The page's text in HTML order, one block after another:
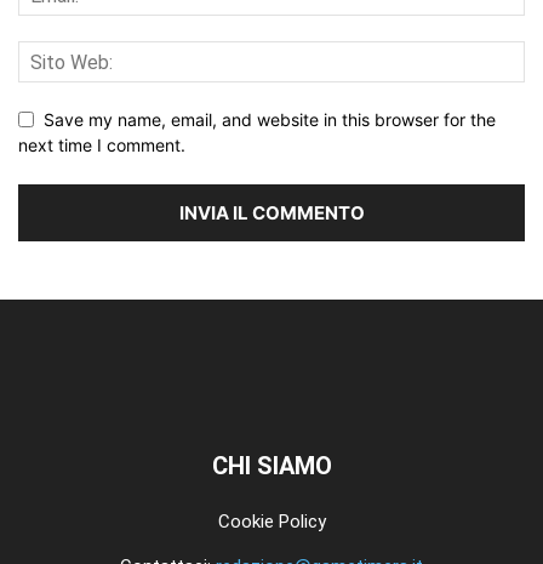
Save my name, email, and website in this browser for the
next time I comment.
CHI SIAMO
Cookie Policy